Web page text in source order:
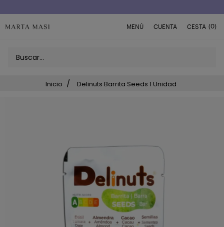
MENÚ CUENTA CESTA (0)
Inicio Delinuts Barrita Seeds 1 Unidad